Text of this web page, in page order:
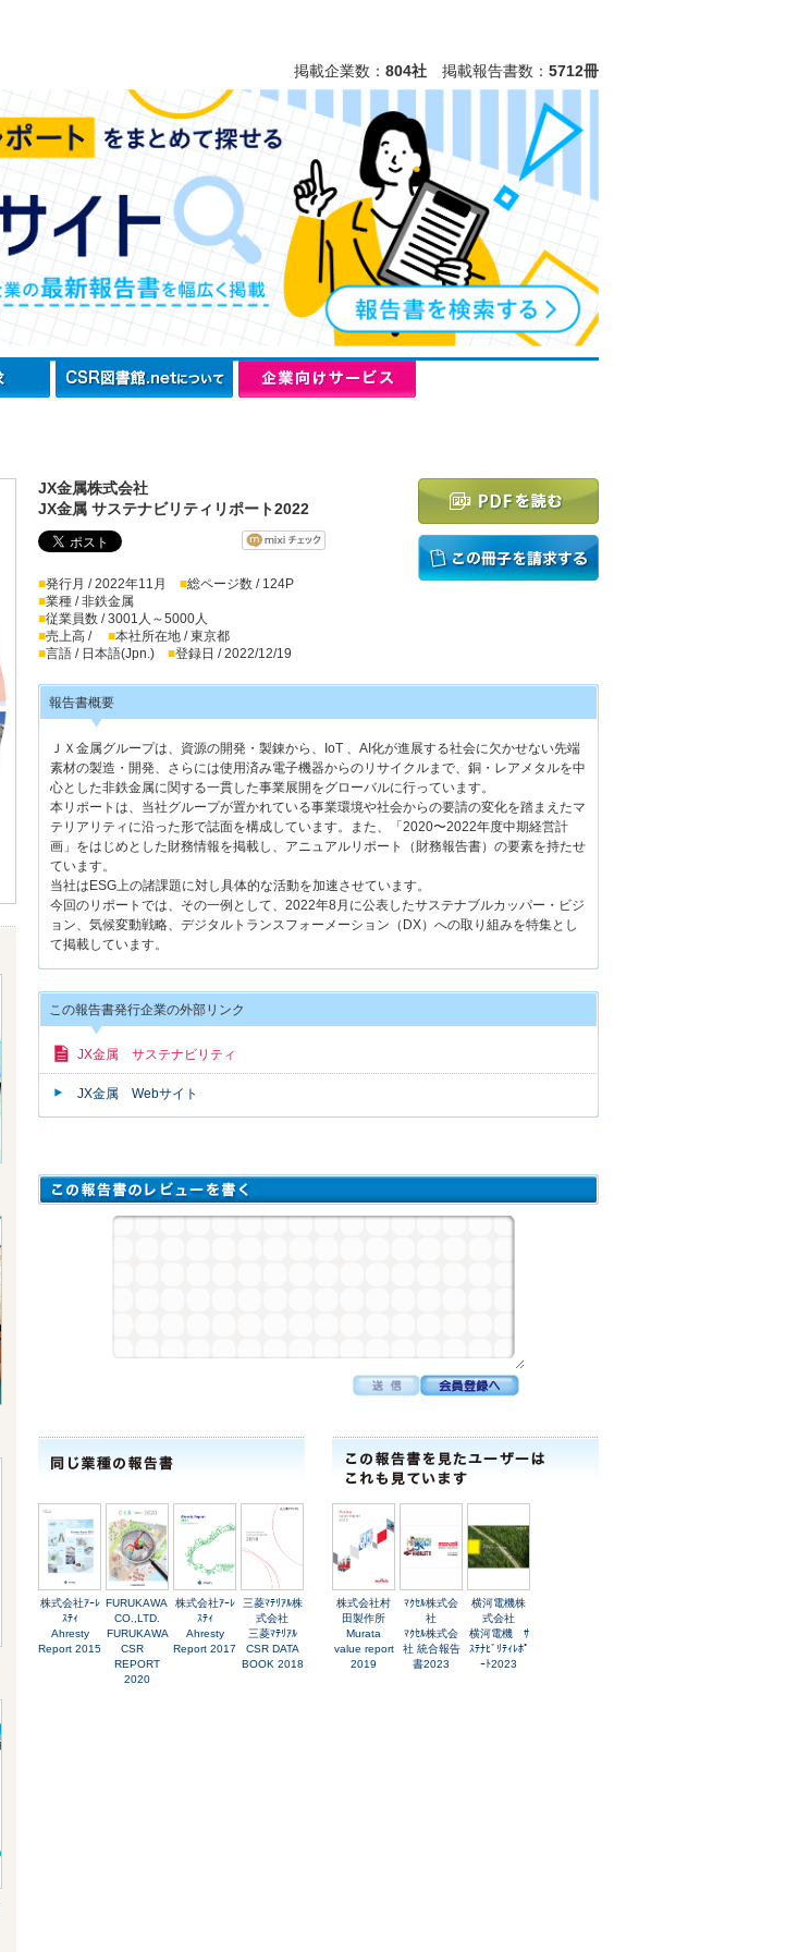
掲載企業数： 804社 掲載報告書数： 5712冊
JX金属株式会社
JX金属 サステナビリティリポート2022
■発行月 / 2022年11月 ■総ページ数 / 124P
■業種 / 非鉄金属
■従業員数 / 3001人～5000人
■売上高 / ■本社所在地 / 東京都
■言語 / 日本語(Jpn.) ■登録日 / 2022/12/19
報告書概要
ＪＸ金属グループは、資源の開発・製錬から、IoT 、AI化が進展する社会に欠かせない先端
素材の製造・開発、さらには使用済み電子機器からのリサイクルまで、銅・レアメタルを中
心とした非鉄金属に関する一貫した事業展開をグローバルに行っています。
本リポートは、当社グループが置かれている事業環境や社会からの要請の変化を踏まえたマ
テリアリティに沿った形で誌面を構成しています。また、「2020〜2022年度中期経営計
画」をはじめとした財務情報を掲載し、アニュアルリポート（財務報告書）の要素を持たせ
ています。
当社はESG上の諸課題に対し具体的な活動を加速させています。
今回のリポートでは、その一例として、2022年8月に公表したサステナブルカッパー・ビジ
ョン、気候変動戦略、デジタルトランスフォーメーション（DX）への取り組みを特集とし
て掲載しています。
この報告書発行企業の外部リンク
JX金属 サステナビリティ
JX金属 Webサイト
株式会社ｱｰﾚ
ｽﾃｨ
Ahresty
Report 2015
FURUKAWA
CO.,LTD.
FURUKAWA
CSR
REPORT
2020
株式会社ｱｰﾚ
ｽﾃｨ
Ahresty
Report 2017
三菱ﾏﾃﾘｱﾙ株
式会社
三菱ﾏﾃﾘｱﾙ
CSR DATA
BOOK 2018
株式会社村
田製作所
Murata
value report
2019
ﾏｸｾﾙ株式会
社
ﾏｸｾﾙ株式会
社 統合報告
書2023
横河電機株
式会社
横河電機 ｻ
ｽﾃﾅﾋﾞﾘﾃｨﾚﾎﾟ
ｰﾄ2023